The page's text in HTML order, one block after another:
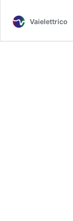
Vaielettrico